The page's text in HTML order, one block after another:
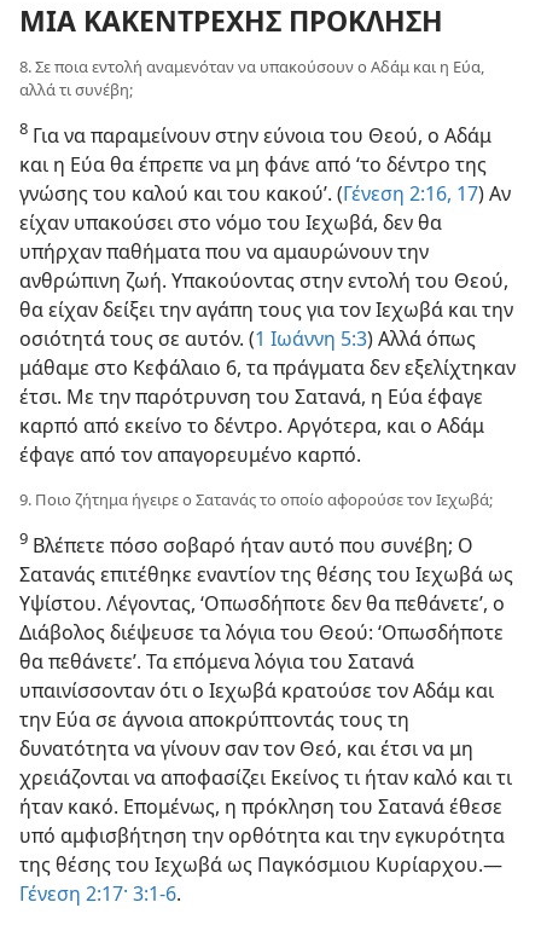
ΜΙΑ ΚΑΚΕΝΤΡΕΧΗΣ ΠΡΟΚΛΗΣΗ
8. Σε ποια εντολή αναμενόταν να υπακούσουν ο Αδάμ και η Εύα,
αλλά τι συνέβη;
8 Για να παραμείνουν στην εύνοια του Θεού, ο Αδάμ
και η Εύα θα έπρεπε να μη φάνε από ‘το δέντρο της
γνώσης του καλού και του κακού’. (Γένεση 2:16, 17) Αν
είχαν υπακούσει στο νόμο του Ιεχωβά, δεν θα
υπήρχαν παθήματα που να αμαυρώνουν την
ανθρώπινη ζωή. Υπακούοντας στην εντολή του Θεού,
θα είχαν δείξει την αγάπη τους για τον Ιεχωβά και την
οσιότητά τους σε αυτόν. (1 Ιωάννη 5:3) Αλλά όπως
μάθαμε στο Κεφάλαιο 6, τα πράγματα δεν εξελίχτηκαν
έτσι. Με την παρότρυνση του Σατανά, η Εύα έφαγε
καρπό από εκείνο το δέντρο. Αργότερα, και ο Αδάμ
έφαγε από τον απαγορευμένο καρπό.
9. Ποιο ζήτημα ήγειρε ο Σατανάς το οποίο αφορούσε τον Ιεχωβά;
9 Βλέπετε πόσο σοβαρό ήταν αυτό που συνέβη; Ο
Σατανάς επιτέθηκε εναντίον της θέσης του Ιεχωβά ως
Υψίστου. Λέγοντας, ‘Οπωσδήποτε δεν θα πεθάνετε’, ο
Διάβολος διέψευσε τα λόγια του Θεού: ‘Οπωσδήποτε
θα πεθάνετε’. Τα επόμενα λόγια του Σατανά
υπαινίσσονταν ότι ο Ιεχωβά κρατούσε τον Αδάμ και
την Εύα σε άγνοια αποκρύπτοντάς τους τη
δυνατότητα να γίνουν σαν τον Θεό, και έτσι να μη
χρειάζονται να αποφασίζει Εκείνος τι ήταν καλό και τι
ήταν κακό. Επομένως, η πρόκληση του Σατανά έθεσε
υπό αμφισβήτηση την ορθότητα και την εγκυρότητα
της θέσης του Ιεχωβά ως Παγκόσμιου Κυρίαρχου.—
Γένεση 2:17· 3:1-6.